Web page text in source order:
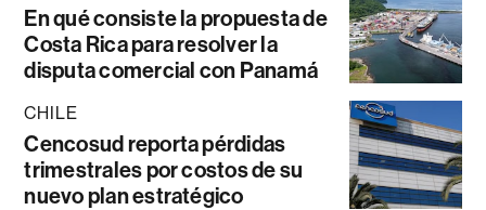
En qué consiste la propuesta de
Costa Rica para resolver la
disputa comercial con Panamá
CHILE
Cencosud reporta pérdidas
trimestrales por costos de su
nuevo plan estratégico